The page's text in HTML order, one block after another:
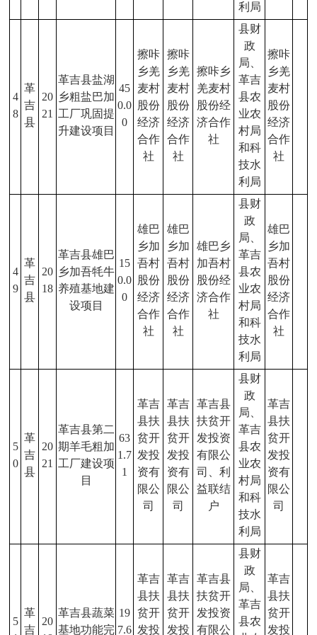
利局
4
8
革
吉
县
20
21
革吉县盐湖
乡粗盐巴加
工厂巩固提
升建设项目
45
0.0
0
擦咔
乡羌
麦村
股份
经济
合作
社
擦咔
乡羌
麦村
股份
经济
合作
社
擦咔乡
羌麦村
股份经
济合作
社
县财
政
局、
革吉
县农
业农
村局
和科
技水
利局
擦咔
乡羌
麦村
股份
经济
合作
社
4
9
革
吉
县
20
18
革吉县雄巴
乡加吾牦牛
养殖基地建
设项目
15
0.0
0
雄巴
乡加
吾村
股份
经济
合作
社
雄巴
乡加
吾村
股份
经济
合作
社
雄巴乡
加吾村
股份经
济合作
社
县财
政
局、
革吉
县农
业农
村局
和科
技水
利局
雄巴
乡加
吾村
股份
经济
合作
社
5
0
革
吉
县
20
21
革吉县第二
期羊毛粗加
工厂建设项
目
63
1.7
1
革吉
县扶
贫开
发投
资有
限公
司
革吉
县扶
贫开
发投
资有
限公
司
革吉县
扶贫开
发投资
有限公
司、利
益联结
户
县财
政
局、
革吉
县农
业农
村局
和科
技水
利局
革吉
县扶
贫开
发投
资有
限公
司
5
革
吉
20
革吉县蔬菜
基地功能完
19
7.6
革吉
县扶
贫开
发投
革吉
县扶
贫开
发投
革吉县
扶贫开
发投资
有限公
县财
政
局、
革吉
县农
革吉
县扶
贫开
发投